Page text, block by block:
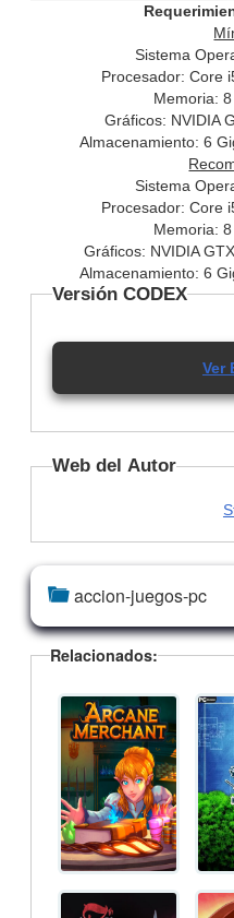
Sistema
Procesador: Core
Memoria:
Gráficos: NVIDIA
Almacenamiento: 6
Sistema
Procesador: Core
Memoria:
Gráficos: NVIDIA
Almacenamiento: 6
Versión CODEX
Ver
Web del Autor
accion-juegos-pc
Relacionados: